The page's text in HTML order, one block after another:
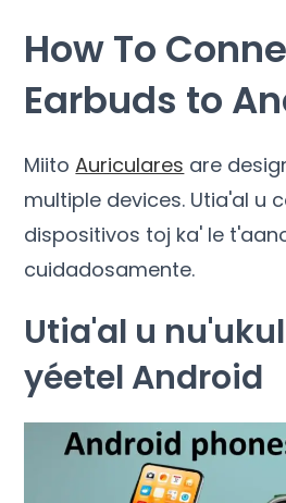
How To
Earbuds to
MiitoAuriculares are
multiple devices. Utia'al u
dispositivos toj ka' le
cuidadosamente.
Utia'al u
yéetel Android